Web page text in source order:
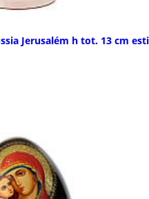
Jerusalém h tot. 13 cm